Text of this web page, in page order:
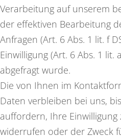
Verarbeitung auf unserem
der effektiven Bearbeitung
Anfragen (Art. 6 Abs. 1 lit. f
Einwilligung (Art. 6 Abs. 1 lit.
abgefragt wurde.
Die von Ihnen im
Daten verbleiben bei uns,
auffordern, Ihre Einwilligung
widerrufen oder der Zweck